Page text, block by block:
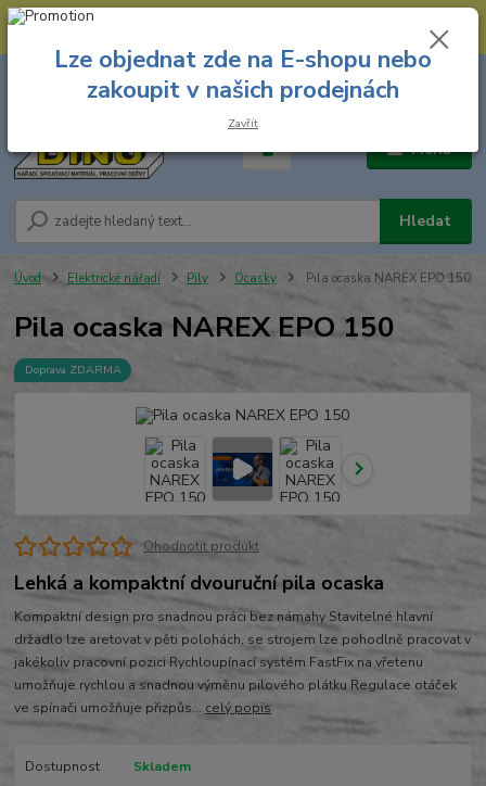
--- Spojovací materiál: 774 431 045 --- Prodejna nářadí: 731 449 423 --
Menu
Hledat
8.00 hod. - 16.00 hod.
za
Úvod Elektrické nářadí Pily Ocasky Pila ocaska NAREX EPO 150
Pila ocaska NAREX EPO 150
Doprava ZDARMA
Ohodnotit produkt
Lehká a kompaktní dvouruční pila ocaska
Kompaktní design pro snadnou práci bez námahy Stavitelné hlavní
držadlo lze aretovat v pěti polohách, se strojem lze pohodlně pracovat v
jakékoliv pracovní pozici Rychloupínací systém FastFix na vřetenu
umožňuje rychlou a snadnou výměnu pilového plátku Regulace otáček
ve spínači umožňuje přizpůs... celý popis
Dostupnost
Skladem
Lze objednat zde na E-shopu nebo
zakoupit v našich prodejnách
Zavřít